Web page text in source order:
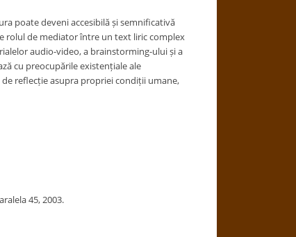
poate deveni accesibilă și semnificativă
rolul de mediator între un text liric complex
audio-video, a brainstorming-ului și a
cu preocupările existențiale ale
reflecție asupra propriei condiții umane,
45, 2003.